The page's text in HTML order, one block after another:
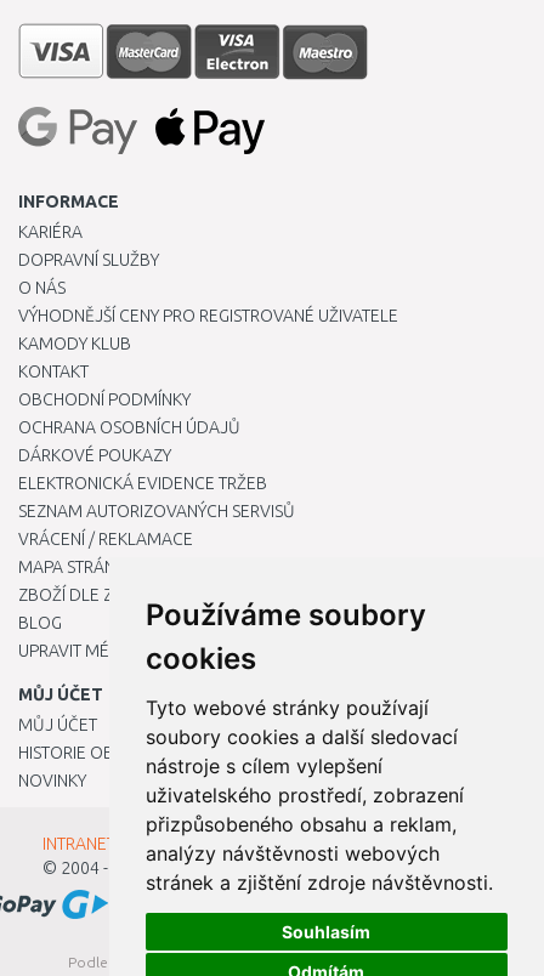
Používáme soubory
cookies
Tyto webové stránky používají
soubory cookies a další sledovací
nástroje s cílem vylepšení
uživatelského prostředí, zobrazení
přizpůsobeného obsahu a reklam,
analýzy návštěvnosti webových
stránek a zjištění zdroje návštěvnosti.
Souhlasím
Odmítám
INFORMACE
KARIÉRA
DOPRAVNÍ SLUŽBY
O NÁS
VÝHODNĚJŠÍ CENY PRO REGISTROVANÉ UŽIVATELE
KAMODY KLUB
KONTAKT
OBCHODNÍ PODMÍNKY
OCHRANA OSOBNÍCH ÚDAJŮ
DÁRKOVÉ POUKAZY
ELEKTRONICKÁ EVIDENCE TRŽEB
SEZNAM AUTORIZOVANÝCH SERVISŮ
VRÁCENÍ / REKLAMACE
MAPA STRÁNKY
ZBOŽÍ DLE ZNAČEK
BLOG
UPRAVIT MÉ PŘEDVOLBY COOKIES
MŮJ ÚČET
MŮJ ÚČET
HISTORIE OBJEDNÁVEK
NOVINKY
INTRANET - Přihlášení pro zaměstnance
© 2004 - 2026
Kamody s.r.o.
Podle zákona o evidenci tržeb je prodávající povinen vystavit